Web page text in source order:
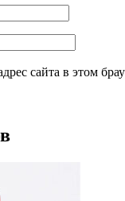
сайта в этом